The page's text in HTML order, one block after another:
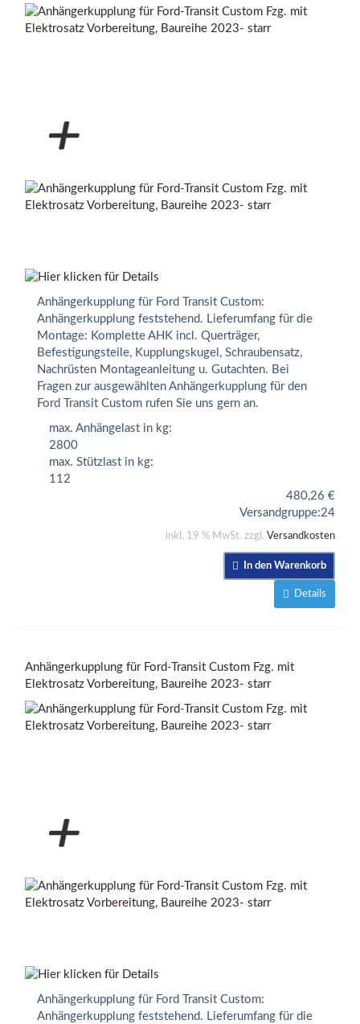
Anhängerkupplung für Ford Transit Custom:
Anhängerkupplung feststehend. Lieferumfang für die
Montage: Komplette AHK incl. Querträger,
Befestigungsteile, Kupplungskugel, Schraubensatz,
Nachrüsten Montageanleitung u. Gutachten. Bei
Fragen zur ausgewählten Anhängerkupplung für den
Ford Transit Custom rufen Sie uns gern an.
max. Anhängelast in kg:
2800
max. Stützlast in kg:
112
480,26 €
Versandgruppe:24
inkl. 19 % MwSt. zzgl. Versandkosten
In den Warenkorb
Details
Anhängerkupplung für Ford-Transit Custom Fzg. mit
Elektrosatz Vorbereitung, Baureihe 2023- starr
Anhängerkupplung für Ford Transit Custom:
Anhängerkupplung feststehend. Lieferumfang für die